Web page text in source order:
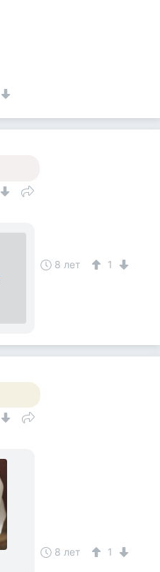
8 лет 1
8 лет 1